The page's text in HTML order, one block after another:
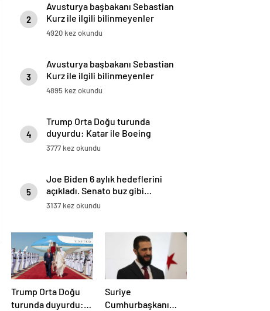
2
Avusturya başbakanı Sebastian
Kurz ile ilgili bilinmeyenler
4920 kez okundu
3
Avusturya başbakanı Sebastian
Kurz ile ilgili bilinmeyenler
4895 kez okundu
4
Trump Orta Doğu turunda
duyurdu: Katar ile Boeing
arasında 200 milyar dolarlık
3777 kez okundu
5
Joe Biden 6 aylık hedeflerini
açıkladı. Senato buz gibi…
3137 kez okundu
Trump Orta Doğu
turunda duyurdu:
Suriye
Cumhurbaşkanı